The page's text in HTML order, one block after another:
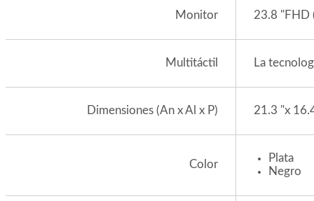
Monitor 23.8 "FHD
Multitáctil La
Dimensiones (An x Al x P) 21.3 "x
Color
Plata
Negro